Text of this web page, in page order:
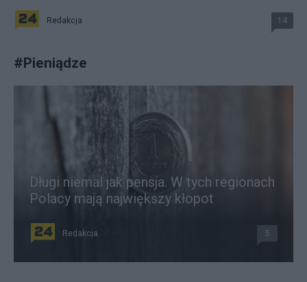
Redakcja 14
#Pieniądze
Długi niemal jak pensja. W tych regionach
Polacy mają największy kłopot
Redakcja 5